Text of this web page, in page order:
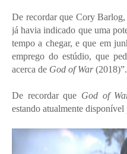
De recordar que Cory
já havia indicado que uma
tempo a chegar, e que em
emprego do estúdio, que
acerca de God of War(2018)”.
De recordar que God of
estando atualmente